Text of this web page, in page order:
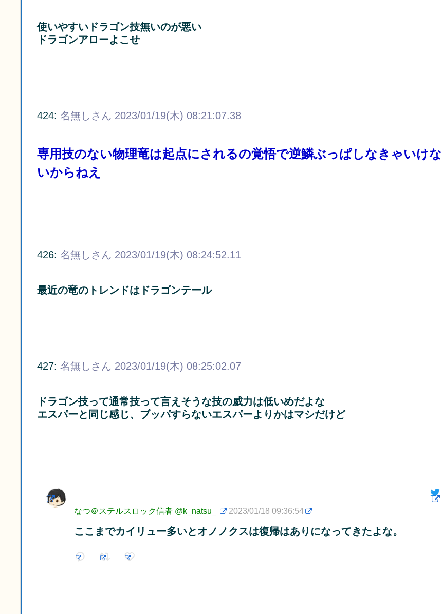
使いやすいドラゴン技無いのが悪い
ドラゴンアローよこせ
424: 名無しさん 2023/01/19(木) 08:21:07.38
専用技のない物理竜は起点にされるの覚悟で逆鱗ぶっぱしなきゃいけな
いからねえ
426: 名無しさん 2023/01/19(木) 08:24:52.11
最近の竜のトレンドはドラゴンテール
427: 名無しさん 2023/01/19(木) 08:25:02.07
ドラゴン技って通常技って言えそうな技の威力は低いめだよな
エスパーと同じ感じ、ブッパすらないエスパーよりかはマシだけど
なつ＠ステルスロック信者 @k_natsu_ 2023/01/18 09:36:54
ここまでカイリュー多いとオノノクスは復帰はありになってきたよな。